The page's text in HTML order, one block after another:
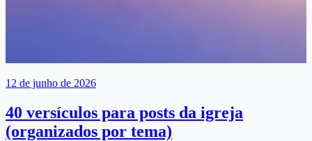
12 de junho de 2026
40 versículos para posts da igreja
(organizados por tema)